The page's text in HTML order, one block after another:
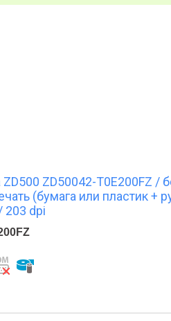
ZD50042-T0E200FZ /
(бумага или пластик +
203 dpi